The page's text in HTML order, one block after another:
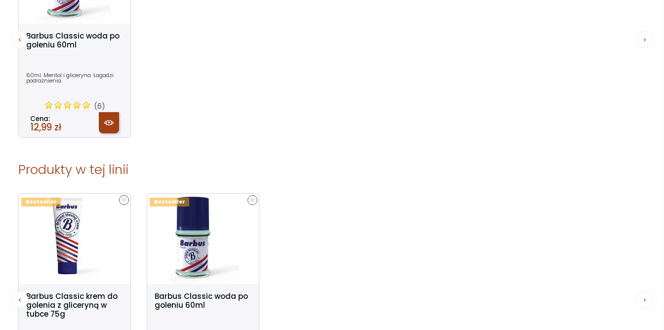
Barbus Classic woda po
goleniu 60ml
60ml. Mentol i gliceryna. Łagodzi
podrażnienia.
(6)
Cena:
12,99 zł
Produkty w tej linii
Barbus Classic krem do
golenia z gliceryną w
tubce 75g
Bestseller
Barbus Classic woda po
goleniu 60ml
Bestseller